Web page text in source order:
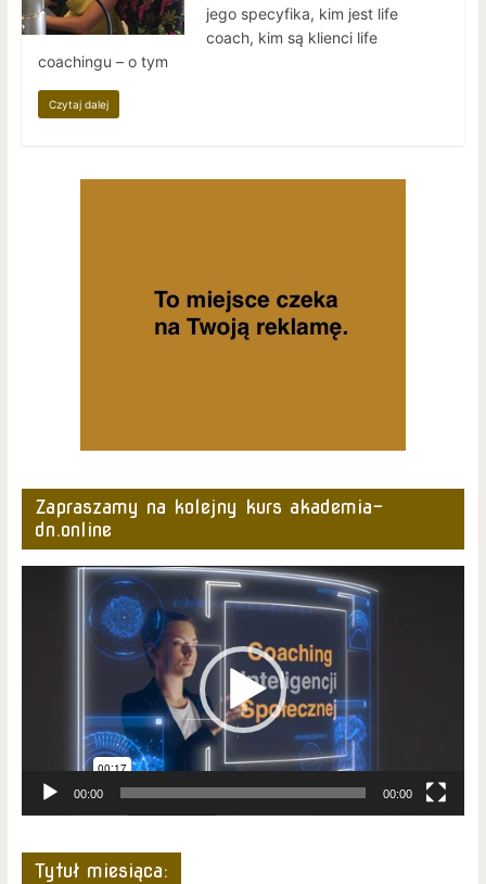
jego specyfika, kim jest life
coach, kim są klienci life
coachingu – o tym
Czytaj dalej
Zapraszamy na kolejny kurs akademia-
dn.online
Odtwarzacz
00:00 00:00
Tytuł miesiąca: